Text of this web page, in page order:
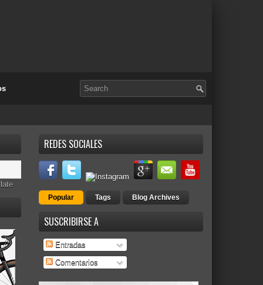
REDES SOCIALES
Popular Tags Blog Archives
SUSCRIBIRSE A
Entradas
Comentarios